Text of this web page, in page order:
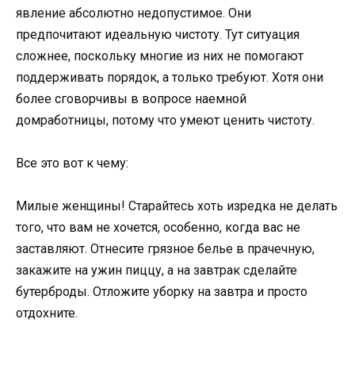
явление абсолютно недопустимое. Они
предпочитают идеальную чистоту. Тут ситуация
сложнее, поскольку многие из них не помогают
поддерживать порядок, а только требуют. Хотя они
более сговорчивы в вопросе наемной
домработницы, потому что умеют ценить чистоту.
Все это вот к чему:
Милые женщины! Старайтесь хоть изредка не делать
того, что вам не хочется, особенно, когда вас не
заставляют. Отнесите грязное белье в прачечную,
закажите на ужин пиццу, а на завтрак сделайте
бутерброды. Отложите уборку на завтра и просто
отдохните.